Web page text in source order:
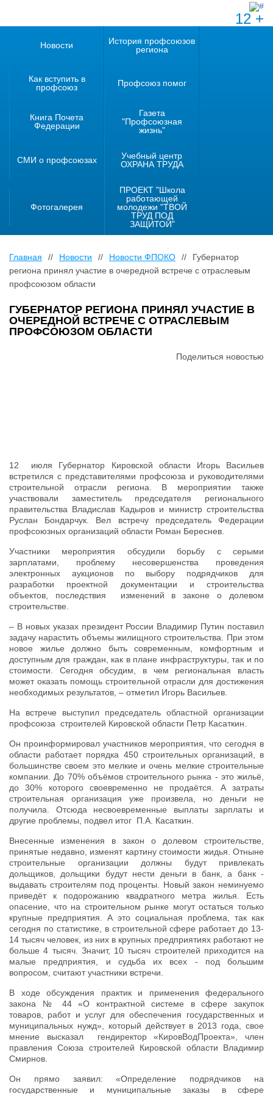
12 +
Новости
История профсоюзов
региона
Как вступить в
профсоюз
Профсоюз помог
Книга Почета
Федерации
Газета
"Профсоюзная
жизнь"
СМИ о профсоюзах
Учебный центр
ОХРАНА ТРУДА
Фотогалерея
ПРОЕКТ "Школа
работающей
молодежи "ТВОЙ
ТРУД ПОД
ЗАЩИТОЙ"
Главная // Новости // Новости ФПОКО //
Губернатор
региона принял участие в очередной встрече с отраслевым
профсоюзом области
ГУБЕРНАТОР РЕГИОНА ПРИНЯЛ УЧАСТИЕ В
ОЧЕРЕДНОЙ ВСТРЕЧЕ С ОТРАСЛЕВЫМ
ПРОФСОЮЗОМ ОБЛАСТИ
Поделиться новостью
12 июля Губернатор Кировской области Игорь Васильев
встретился с представителями профсоюза и руководителями
строительной отрасли региона. В мероприятии также
участвовали заместитель председателя регионального
правительства Владислав Кадыров и министр строительства
Руслан Бондарчук. Вел встречу председатель Федерации
профсоюзных организаций области Роман Береснев.
Участники мероприятия обсудили борьбу с серыми
зарплатами, проблему несовершенства проведения
электронных аукционов по выбору подрядчиков для
разработки проектной документации и строительства
объектов, последствия изменений в законе о долевом
строительстве.
– В новых указах президент России Владимир Путин поставил
задачу нарастить объемы жилищного строительства. При этом
новое жилье должно быть современным, комфортным и
доступным для граждан, как в плане инфраструктуры, так и по
стоимости. Сегодня обсудим, в чем региональная власть
может оказать помощь строительной отрасли для достижения
необходимых результатов, – отметил Игорь Васильев.
На встрече выступил председатель областной организации
профсоюза строителей Кировской области Петр Касаткин.
Он проинформировал участников мероприятия, что сегодня в
области работает порядка 450 строительных организаций, в
большинстве своем это мелкие и очень мелкие строительные
компании. До 70% объёмов строительного рынка - это жильё,
до 30% которого своевременно не продаётся. А затраты
строительная организация уже произвела, но деньги не
получила. Отсюда несвоевременные выплаты зарплаты и
другие проблемы, подвел итог П.А. Касаткин.
Внесенные изменения в закон о долевом строительстве,
принятые недавно, изменят картину стоимости жидья. Отныне
строительные организации должны будут привлекать
дольщиков, дольщики будут нести деньги в банк, а банк -
выдавать строителям под проценты. Новый закон неминуемо
приведёт к подорожанию квадратного метра жилья. Есть
опасение, что на строительном рынке могут остаться только
крупные предприятия. А это социальная проблема, так как
сегодня по статистике, в строительной сфере работает до 13-
14 тысяч человек, из них в крупных предприятиях работают не
больше 4 тысяч. Значит, 10 тысяч строителей приходится на
малые предприятия, и судьба их всех - под большим
вопросом, считают участники встречи.
В ходе обсуждения практик и применения федерального
закона № 44 «О контрактной системе в сфере закупок
товаров, работ и услуг для обеспечения государственных и
муниципальных нужд», который действует в 2013 года, свое
мнение высказал гендиректор «КировВодПроекта», член
правления Союза строителей Кировской области Владимир
Смирнов.
Он прямо заявил: «Определение подрядчиков на
государственные и муниципальные заказы в сфере